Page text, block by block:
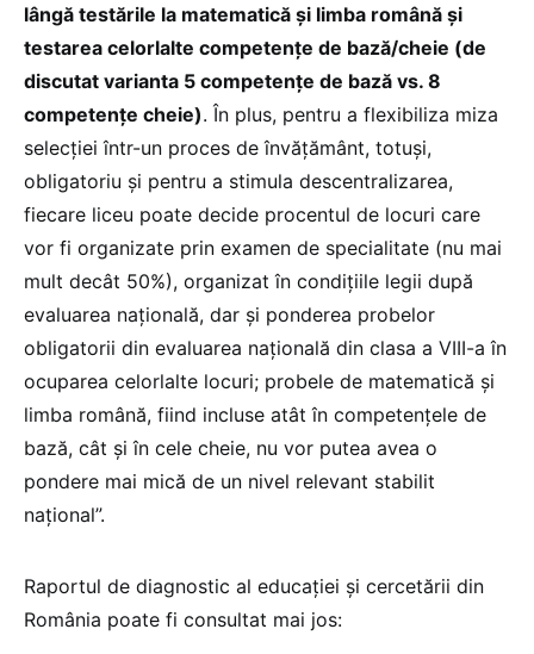
lângă testările la matematică și limba română și
testarea celorlalte competențe de bază/cheie (de
discutat varianta 5 competențe de bază vs. 8
competențe cheie). În plus, pentru a flexibiliza miza
selecției într-un proces de învățământ, totuși,
obligatoriu și pentru a stimula descentralizarea,
fiecare liceu poate decide procentul de locuri care
vor fi organizate prin examen de specialitate (nu mai
mult decât 50%), organizat în condițiile legii după
evaluarea națională, dar și ponderea probelor
obligatorii din evaluarea națională din clasa a VIII-a în
ocuparea celorlalte locuri; probele de matematică și
limba română, fiind incluse atât în competențele de
bază, cât și în cele cheie, nu vor putea avea o
pondere mai mică de un nivel relevant stabilit
național”.
Raportul de diagnostic al educației și cercetării din
România poate fi consultat mai jos: